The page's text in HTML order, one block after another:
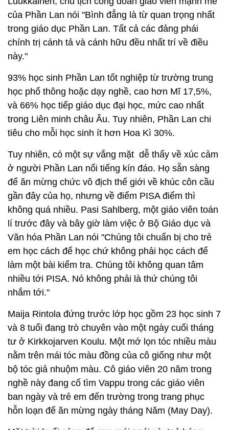
của Phần Lan nói "Bình đẳng là từ quan trọng nhất
trong giáo dục Phần Lan. Tất cả các đảng phái
chính trị cánh tả và cánh hữu đều nhất trí về điều
này."
93% học sinh Phần Lan tốt nghiệp từ trường trung
học phổ thông hoặc dạy nghề, cao hơn Mĩ 17,5%,
và 66% học tiếp giáo dục đại học, mức cao nhất
trong Liên minh châu Âu. Tuy nhiên, Phần Lan chi
tiêu cho mỗi học sinh ít hơn Hoa Kì 30%.
Tuy nhiên, có một sự vắng mặt dễ thấy về xúc cảm
ở người Phần Lan nổi tiếng kín đáo. Họ sẵn sàng
để ăn mừng chức vô địch thế giới về khúc côn cầu
gần đây của họ, nhưng về điểm PISA điểm thì
không quá nhiều. Pasi Sahlberg, một giáo viên toán
lí trước đây và bây giờ làm việc ở Bộ Giáo dục và
Văn hóa Phần Lan nói "Chúng tôi chuẩn bị cho trẻ
em học cách để học chứ không phải học cách để
làm một bài kiểm tra. Chúng tôi không quan tâm
nhiều tới PISA. Nó không phải là thứ chúng tôi
nhắm tới."
Maija Rintola đứng trước lớp học gồm 23 học sinh 7
và 8 tuổi đang trò chuyên vào một ngày cuối tháng
tư ở Kirkkojarven Koulu. Một mớ lọn tóc nhiều màu
nằm trên mái tóc màu đồng của cô giống như một
bộ tóc giả nhuộm màu. Cô giáo viên 20 năm trong
nghề này đang cố tìm Vappu trong các giáo viên
ban ngày và trẻ em đến trường trong trang phục
hỗn loạn để ăn mừng ngày tháng Năm (May Day).